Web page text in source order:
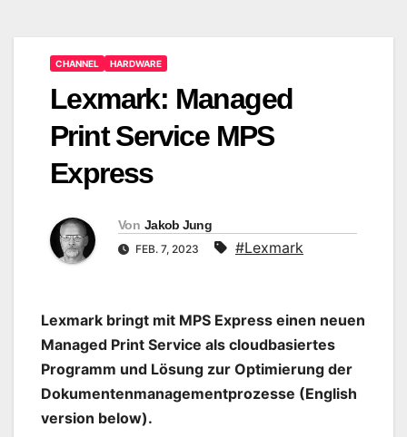
CHANNEL HARDWARE
Lexmark: Managed
Print Service MPS
Express
Von Jakob Jung
FEB. 7, 2023 #Lexmark
Lexmark bringt mit MPS Express einen neuen
Managed Print Service als cloudbasiertes
Programm und Lösung zur Optimierung der
Dokumentenmanagementprozesse (English
version below).